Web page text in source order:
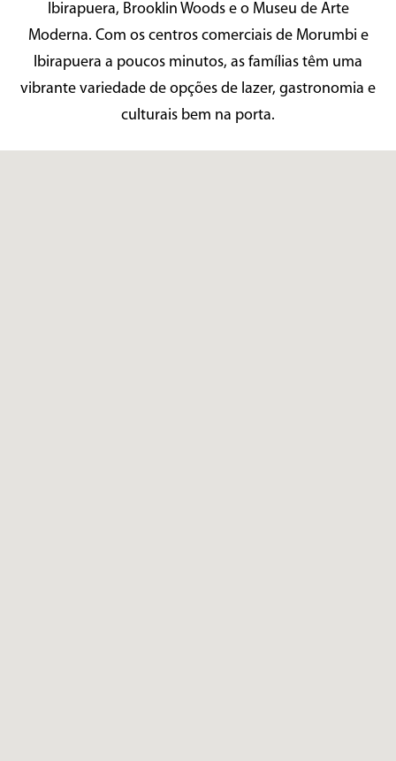
Ibirapuera, Brooklin Woods e o Museu de Arte
Moderna. Com os centros comerciais de Morumbi e
Ibirapuera a poucos minutos, as famílias têm uma
vibrante variedade de opções de lazer, gastronomia e
culturais bem na porta.